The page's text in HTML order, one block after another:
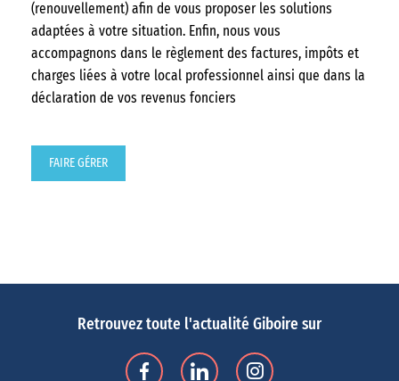
(renouvellement) afin de vous proposer les solutions
adaptées à votre situation. Enfin, nous vous
accompagnons dans le règlement des factures, impôts et
charges liées à votre local professionnel ainsi que dans la
déclaration de vos revenus fonciers
FAIRE GÉRER
Retrouvez toute l'actualité Giboire sur